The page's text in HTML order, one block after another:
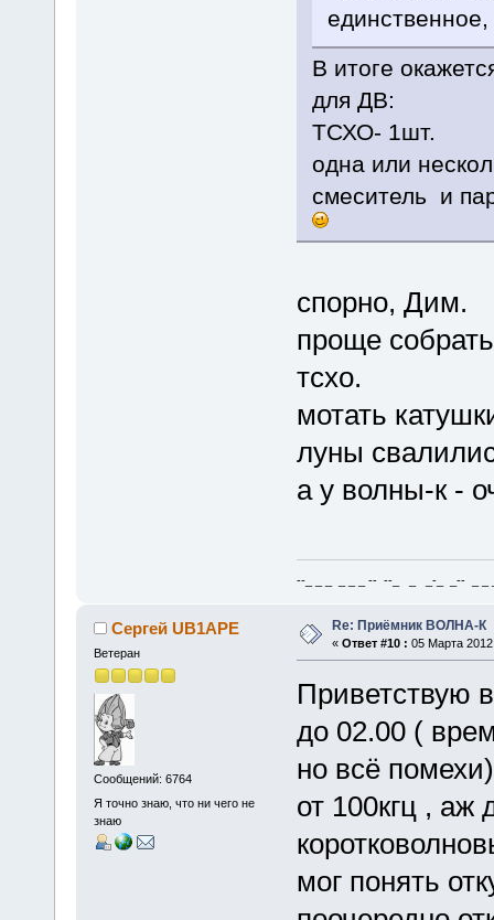
В итоге
для ДВ:
ТСХО- 1шт.
одна или
смеситель и
спорно, Дим.
проще
тсхо.
мотать
луны
а у волны-к -
--_ _ _ _ _ _ -- --_ _ _-_ _-- _ _
Сергей UB1APE
Ветеран
Сообщений: 6764
Я точно знаю, что ни чего не
знаю
Re: Приёмник ВОЛНА-К
« Ответ #10 : 05 Марта
Приветствую
до 02.00 (
но всё
от 100кгц , аж
мог понять